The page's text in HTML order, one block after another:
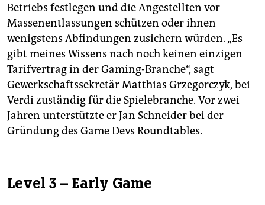
Betriebs festlegen und die Angestellten vor
Massenentlassungen schützen oder ihnen
wenigstens Abfindungen zusichern würden. „Es
gibt meines Wissens nach noch keinen einzigen
Tarifvertrag in der Gaming-Branche“, sagt
Gewerkschaftssekretär Matthias Grzegorczyk, bei
Verdi zuständig für die Spielebranche. Vor zwei
Jahren unterstützte er Jan Schneider bei der
Gründung des Game Devs Roundtables.
Level 3 – Early Game